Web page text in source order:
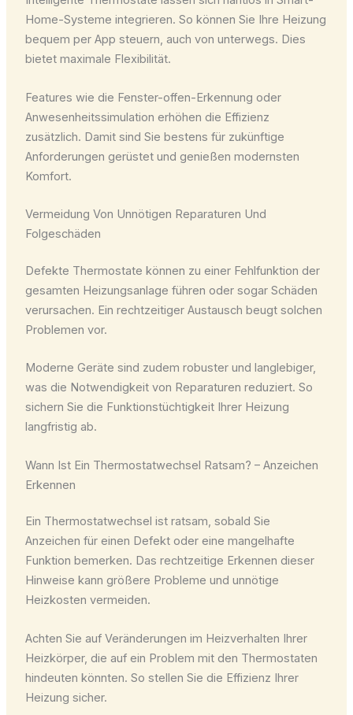
Home-Systeme integrieren. So können Sie Ihre Heizung
bequem per App steuern, auch von unterwegs. Dies
bietet maximale Flexibilität.
Features wie die Fenster-offen-Erkennung oder
Anwesenheitssimulation erhöhen die Effizienz
zusätzlich. Damit sind Sie bestens für zukünftige
Anforderungen gerüstet und genießen modernsten
Komfort.
Vermeidung Von Unnötigen Reparaturen Und
Folgeschäden
Defekte Thermostate können zu einer Fehlfunktion der
gesamten Heizungsanlage führen oder sogar Schäden
verursachen. Ein rechtzeitiger Austausch beugt solchen
Problemen vor.
Moderne Geräte sind zudem robuster und langlebiger,
was die Notwendigkeit von Reparaturen reduziert. So
sichern Sie die Funktionstüchtigkeit Ihrer Heizung
langfristig ab.
Wann Ist Ein Thermostatwechsel Ratsam? – Anzeichen
Erkennen
Ein Thermostatwechsel ist ratsam, sobald Sie
Anzeichen für einen Defekt oder eine mangelhafte
Funktion bemerken. Das rechtzeitige Erkennen dieser
Hinweise kann größere Probleme und unnötige
Heizkosten vermeiden.
Achten Sie auf Veränderungen im Heizverhalten Ihrer
Heizkörper, die auf ein Problem mit den Thermostaten
hindeuten könnten. So stellen Sie die Effizienz Ihrer
Heizung sicher.